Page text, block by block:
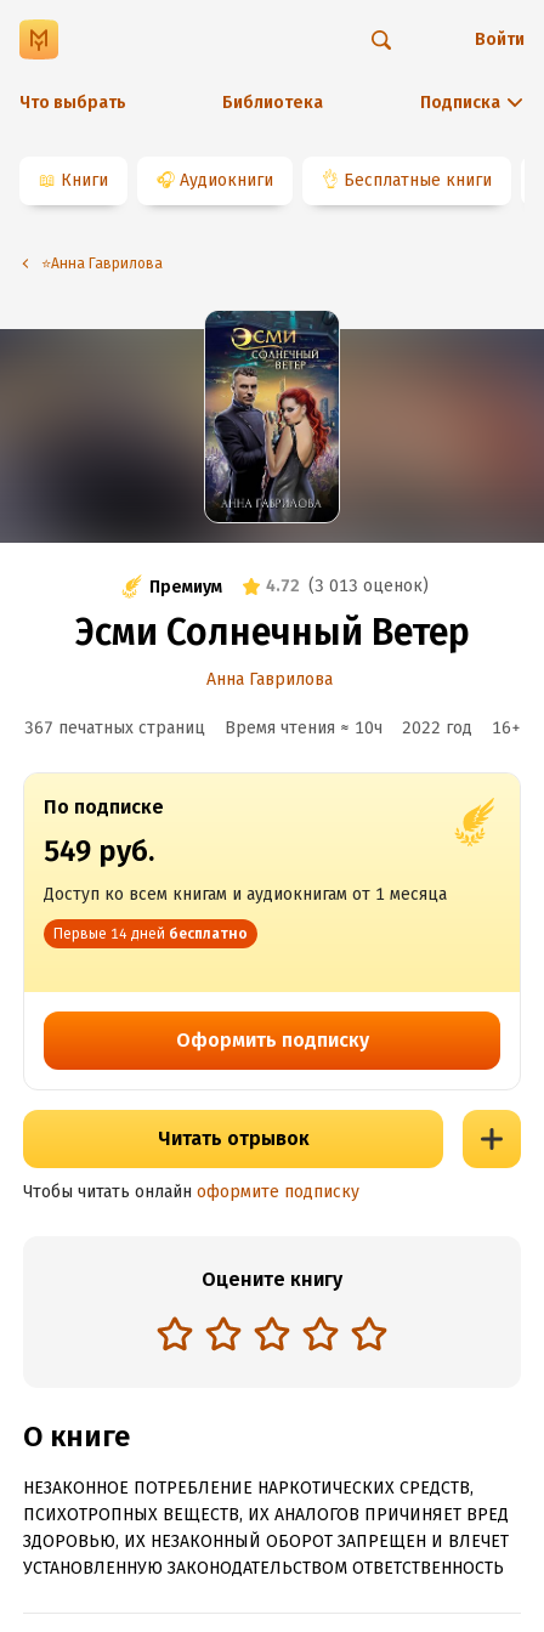
Что выбрать Библиотека Подписка
Войти
📖 Книги 🎧 Аудиокниги 👌 Бесплатные книги
⭐️Анна Гаврилова
Премиум 4.72 (3 013 оценок)
Эсми Солнечный Ветер
Анна Гаврилова
367 печатных страниц Время чтения ≈ 10ч 2022 год 16+
По подписке
549 руб.
Доступ ко всем книгам и аудиокнигам от 1 месяца
Первые 14 дней бесплатно
Оформить подписку
Читать отрывок
Чтобы читать онлайн оформите подписку
Оцените книгу
О книге
НЕЗАКОННОЕ ПОТРЕБЛЕНИЕ НАРКОТИЧЕСКИХ СРЕДСТВ,
ПСИХОТРОПНЫХ ВЕЩЕСТВ, ИХ АНАЛОГОВ ПРИЧИНЯЕТ ВРЕД
ЗДОРОВЬЮ, ИХ НЕЗАКОННЫЙ ОБОРОТ ЗАПРЕЩЕН И ВЛЕЧЕТ
УСТАНОВЛЕННУЮ ЗАКОНОДАТЕЛЬСТВОМ ОТВЕТСТВЕННОСТЬ